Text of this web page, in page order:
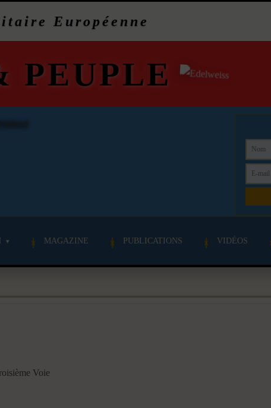
Européenne
PEUPLE
MAGAZINE PUBLICATIONS VIDÉOS
Voie